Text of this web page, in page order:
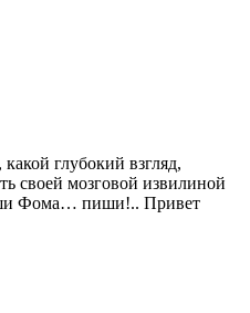
глубокий взгляд,
своей мозговой извилиной
Фома… пиши!.. Привет